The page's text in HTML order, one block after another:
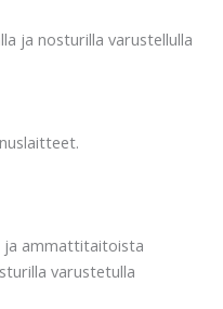
ja nosturilla varustellulla
ja ammattitaitoista
varustetulla